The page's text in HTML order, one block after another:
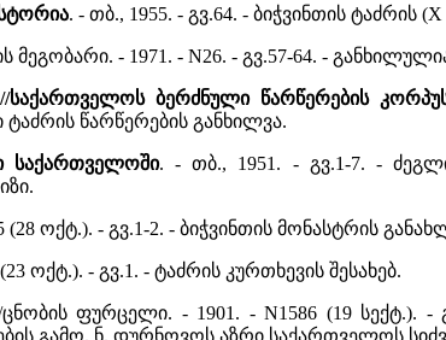
. - თბ., 1955. - გვ.64. - ბიჭვინთის
მეგობარი. - 1971. - N26. - გვ.57-64. -
საქართველოს ბერძნული წარწერების
წარწერების განხილვა.
საქართველოში. - თბ., 1951. - გვ.1-7. -
ოქტ.). - გვ.1-2. - ბიჭვინთის მონასტრის
ოქტ.). - გვ.1. - ტაძრის კურთხევის შესახებ.
ცნობის ფურცელი. - 1901. - N1586 (19 სექტ.). -
გამო. ნ. დურნოვოს აზრი საქართველოს